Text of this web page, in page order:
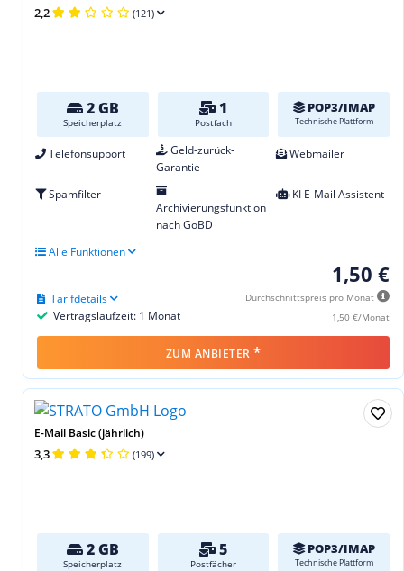
2,2 (121)
2 GB
Speicherplatz
1
Postfach
POP3/IMAP
Technische Plattform
Telefonsupport
Geld-zurück-
Garantie
Webmailer
Spamfilter
Archivierungsfunktion
nach GoBD
KI E-Mail Assistent
Alle Funktionen
1,50 €
Durchschnittspreis pro Monat
1,50 €/Monat
Vertragslaufzeit: 1 Monat
Tarifdetails
ZUM ANBIETER *
E-Mail Basic (jährlich)
3,3 (199)
2 GB
Speicherplatz
5
Postfächer
POP3/IMAP
Technische Plattform